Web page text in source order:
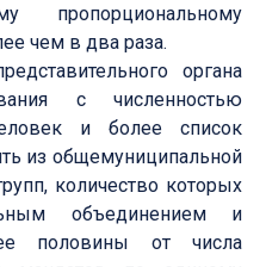
пропорциональному
чем в два раза.
органа
с численностью
и более список
из общемуниципальной
количество которых
объединением и
половины от числа